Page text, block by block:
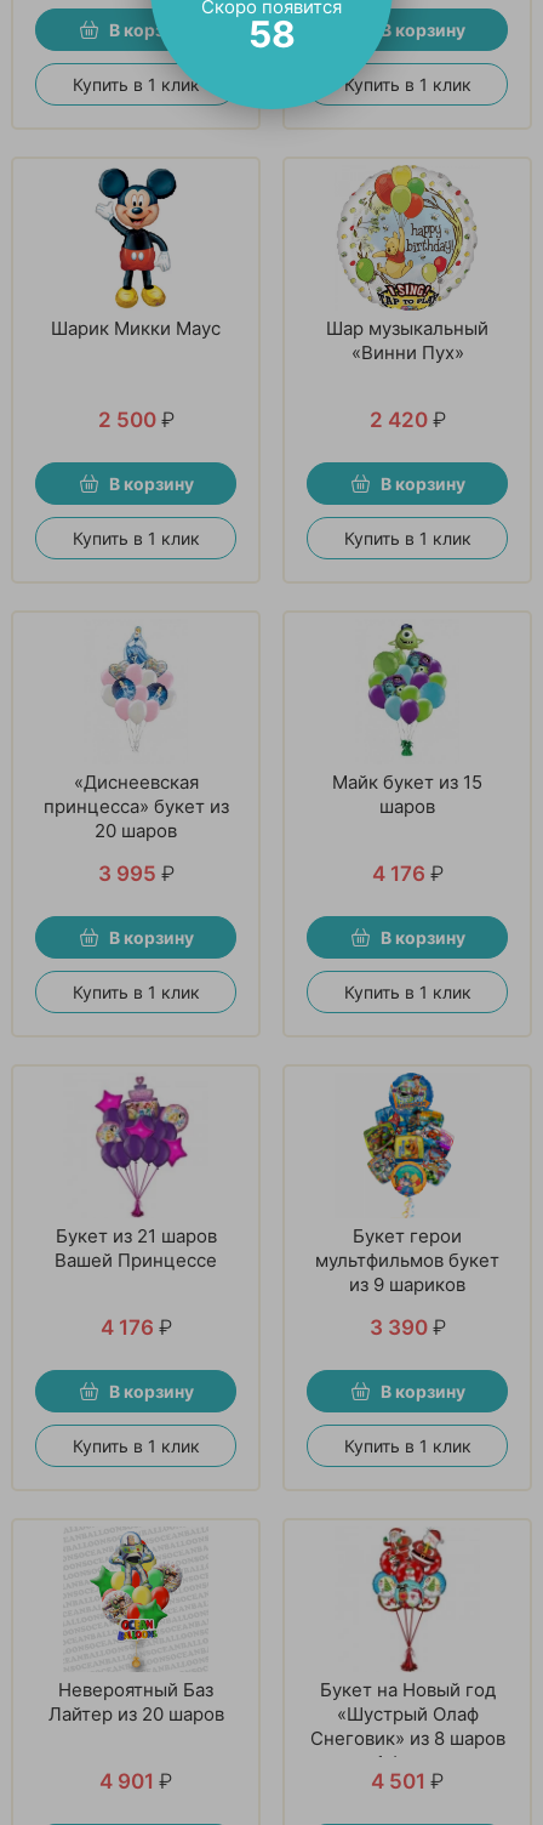
В корзину
Купить в 1 клик
В корзину
Купить в 1 клик
Шарик Микки Маус
2 500 ₽
В корзину
Купить в 1 клик
Шар музыкальный
«Винни Пух»
2 420 ₽
В корзину
Купить в 1 клик
«Диснеевская
принцесса» букет из
20 шаров
3 995 ₽
В корзину
Купить в 1 клик
Майк букет из 15
шаров
4 176 ₽
В корзину
Купить в 1 клик
Букет из 21 шаров
Вашей Принцессе
4 176 ₽
В корзину
Купить в 1 клик
Букет герои
мультфильмов букет
из 9 шариков
3 390 ₽
В корзину
Купить в 1 клик
Невероятный Баз
Лайтер из 20 шаров
4 901 ₽
Букет на Новый год
«Шустрый Олаф
Снеговик» из 8 шаров
и 1 фигуры
4 501 ₽
Скоро появится
57